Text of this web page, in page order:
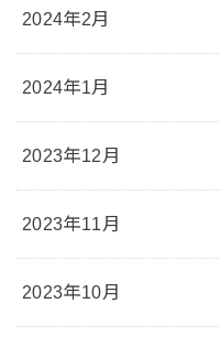
2024年2月
2024年1月
2023年12月
2023年11月
2023年10月